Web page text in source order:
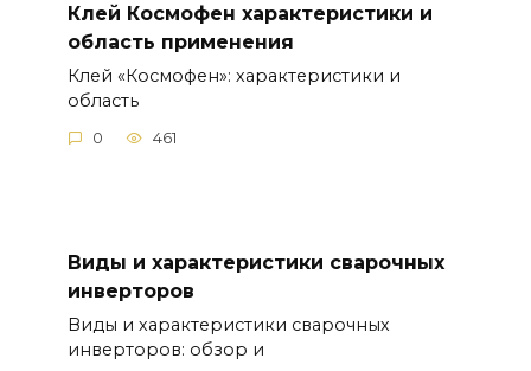
Клей Космофен характеристики и
область применения
Клей «Космофен»: характеристики и
область
0 461
Виды и характеристики сварочных
инверторов
Виды и характеристики сварочных
инверторов: обзор и